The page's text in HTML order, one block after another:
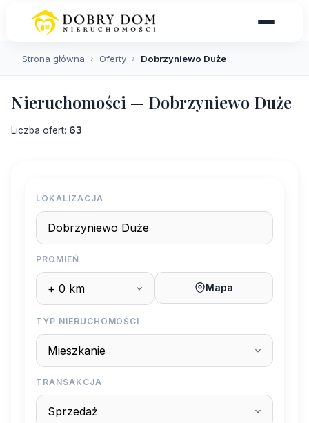
Strona główna › Oferty › Dobrzyniewo Duże
Nieruchomości — Dobrzyniewo Duże
Liczba ofert: 63
LOKALIZACJA
PROMIEŃ
Mapa
TYP NIERUCHOMOŚCI
TRANSAKCJA